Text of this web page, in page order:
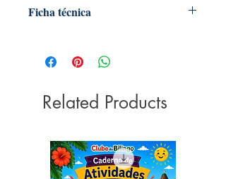
Ficha técnica
Ilustrador:
Lie Nobusa
Dimensões:27cm x 20cm
Marca:Ciranda Cultural
Idioma:Português
Número de páginas:96
230 gramas
Ano de publicação:2021
Related Products